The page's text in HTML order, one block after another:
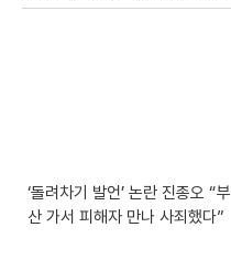
‘돌려차기 발언’ 논란 진종오 “부
산 가서 피해자 만나 사죄했다”